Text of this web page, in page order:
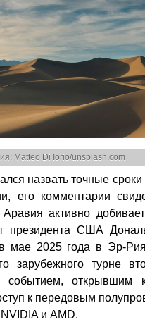
Matteo Di Iorio/unsplash.com
назвать точные
его комментарии
активно
президента США
мае 2025 года в Эр-
зарубежного турне
открывшим
к передовым
и AMD.